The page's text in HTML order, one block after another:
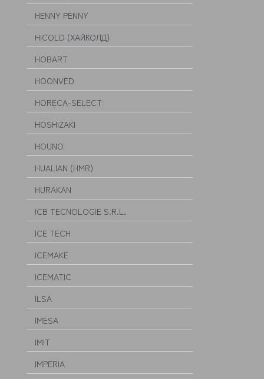
HENNY PENNY
HICOLD (ХАЙКОЛД)
HOBART
HOONVED
HORECA-SELECT
HOSHIZAKI
HOUNO
HUALIAN (HMR)
HURAKAN
ICB TECNOLOGIE S.R.L.
ICE TECH
ICEMAKE
ICEMATIC
ILSA
IMESA
IMIT
IMPERIA